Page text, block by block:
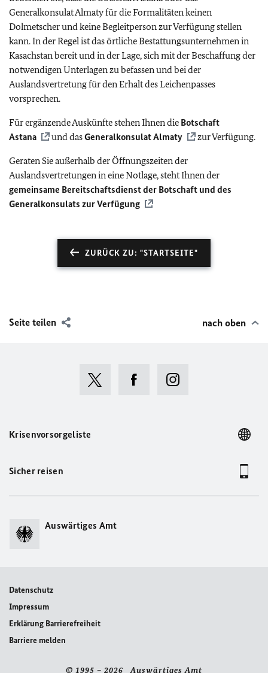
Generalkonsulat Almaty für die Formalitäten keinen
Dolmetscher und keine Begleitperson zur Verfügung stellen
kann. In der Regel ist das örtliche Bestattungsunternehmen in
Kasachstan bereit und in der Lage, sich mit der Beschaffung der
notwendigen Unterlagen zu befassen und bei der
Auslandsvertretung für den Erhalt des Leichenpasses
vorsprechen.
Für ergänzende Auskünfte stehen Ihnen die Botschaft
Astana
und dasGeneralkonsulat Almaty zur Verfügung.
Geraten Sie außerhalb der Öffnungszeiten der
Auslandsvertretungen in eine Notlage, steht Ihnen der
gemeinsame Bereitschaftsdienst der Botschaft und des
Generalkonsulats zur Verfügung
ZURÜCK ZU: "STARTSEITE"
Seite teilen nach oben
Krisenvorsorgeliste
Sicher reisen
Auswärtiges Amt
Datenschutz
Impressum
Erklärung Barrierefreiheit
Barriere melden
© 1995 – 2026 Auswärtiges Amt